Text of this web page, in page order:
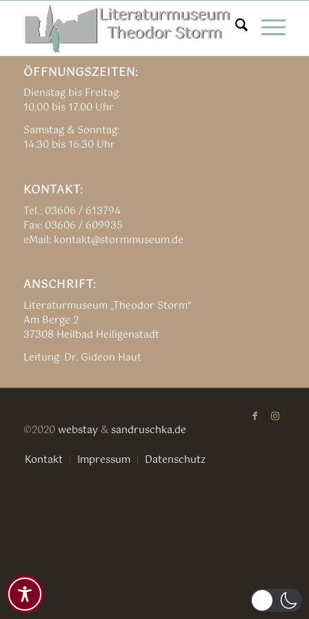
springen
ÖFFNUNGSZEITEN:
Dienstag bis Freitag:
10.00 bis 17.00 Uhr
Samstag & Sonntag:
14.30 bis 16.30 Uhr
KONTAKT:
Tel.: 03606 / 613794
Fax: 03606 / 609935
eMail: kontakt@stormmuseum.de
ANSCHRIFT:
Literaturmuseum „Theodor Storm“
Am Berge 2
37308 Heilbad Heiligenstadt
Leitung: Dr. Gideon Haut
©2020 webstay&sandruschka.de
Kontakt
Impressum Datenschutz